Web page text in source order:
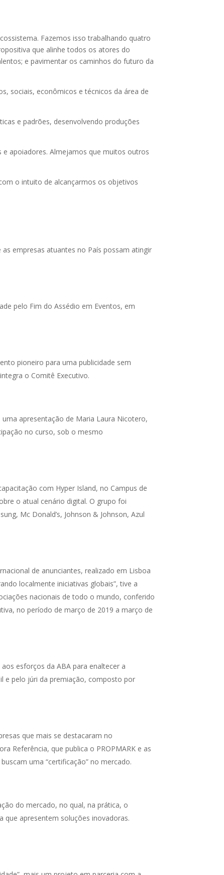
Fazemos isso trabalhando quatro
que alinhe todos os atores do
e pavimentar os caminhos do futuro da
sociais, econômicos e técnicos da área de
e padrões, desenvolvendo produções
apoiadores. Almejamos que muitos outros
o intuito de alcançarmos os objetivos
empresas atuantes no País possam atingir
pelo Fim do Assédio em Eventos, em
pioneiro para uma publicidade sem
o Comitê Executivo.
apresentação de Maria Laura Nicotero,
no curso, sob o mesmo
com Hyper Island, no Campus de
o atual cenário digital. O grupo foi
Mc Donald’s, Johnson & Johnson, Azul
de anunciantes, realizado em Lisboa
localmente iniciativas globais”, tive a
nacionais de todo o mundo, conferido
no período de março de 2019 a março de
esforços da ABA para enaltecer a
e pelo júri da premiação, composto por
que mais se destacaram no
Referência, que publica o PROPMARK e as
uma “certificação” no mercado.
do mercado, no qual, na prática, o
que apresentem soluções inovadoras.